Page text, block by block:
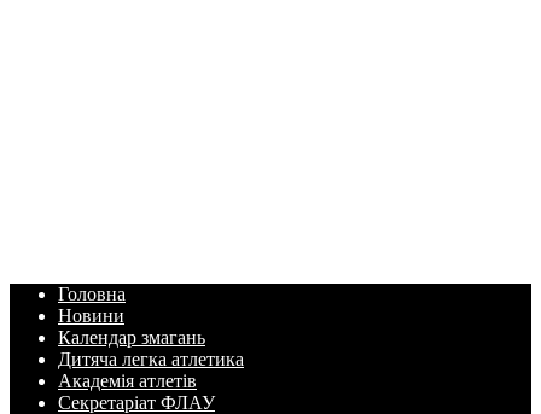
Головна
Новини
Календар змагань
Дитяча легка атлетика
Академія атлетів
Секретаріат ФЛАУ